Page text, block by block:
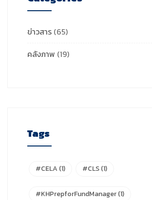
ข่าวสาร (65)
คลังภาพ (19)
Tags
#CELA (1) #CLS(1)
#KHPrepforFundManager(1)